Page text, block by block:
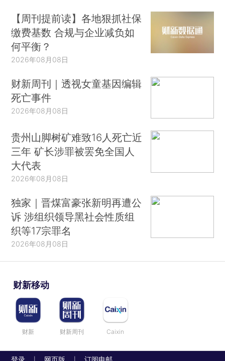
【周刊提前读】各地狠抓社保
缴费基数 合规与企业减负如
何平衡？
2026年08月08日
财新周刊｜透视女童基因编辑
死亡事件
2026年08月08日
贵州山脚树矿难致16人死亡近
三年 矿长涉罪被罢免全国人
大代表
2026年08月08日
独家｜晋煤富豪张新明再遭公
诉 涉组织领导黑社会性质组
织等17宗罪名
2026年08月08日
财新移动
财新 财新周刊 Caixin
登录 网页版 订阅电邮